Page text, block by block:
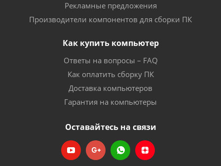
Рекламные предложения
Производители компонентов для сборки ПК
Как купить компьютер
Ответы на вопросы – FAQ
Как оплатить сборку ПК
Доставка компьютеров
Гарантия на компьютеры
Оставайтесь на связи